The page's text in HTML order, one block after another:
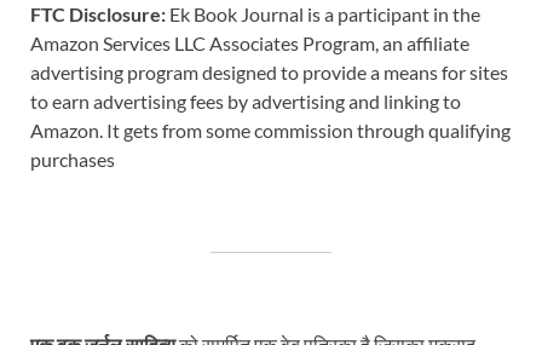
FTC Disclosure: Ek Book Journal is a participant in the
Amazon Services LLC Associates Program, an affiliate
advertising program designed to provide a means for sites
to earn advertising fees by advertising and linking to
Amazon. It gets from some commission through qualifying
purchases